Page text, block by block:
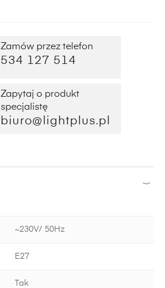
Zamów przez telefon
534 127 514
Zapytaj o produkt
specjalistę
biuro@lightplus.pl
~230V/ 50Hz
E27
Tak